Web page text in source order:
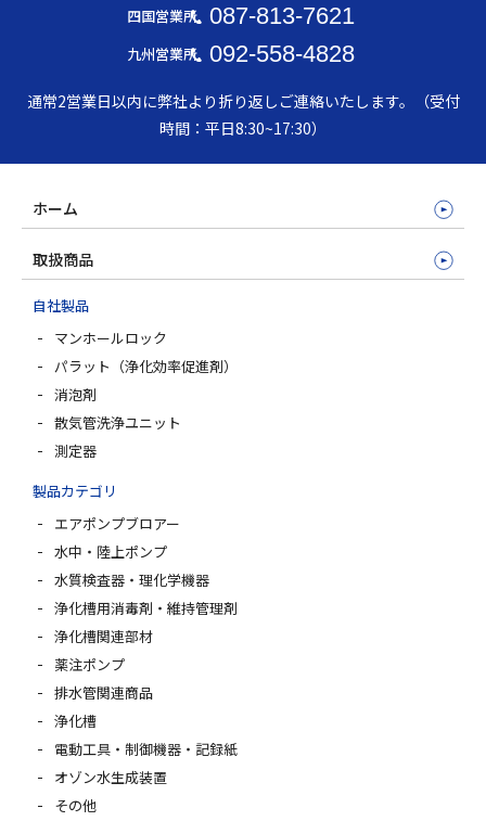
四国営業所 087-813-7621
九州営業所 092-558-4828
通常2営業日以内に弊社より折り返しご連絡いたします。（受付
時間：平日8:30~17:30）
ホーム
取扱商品
自社製品
マンホールロック
パラット（浄化効率促進剤）
消泡剤
散気管洗浄ユニット
測定器
製品カテゴリ
エアポンプブロアー
水中・陸上ポンプ
水質検査器・理化学機器
浄化槽用消毒剤・維持管理剤
浄化槽関連部材
薬注ポンプ
排水管関連商品
浄化槽
電動工具・制御機器・記録紙
オゾン水生成装置
その他